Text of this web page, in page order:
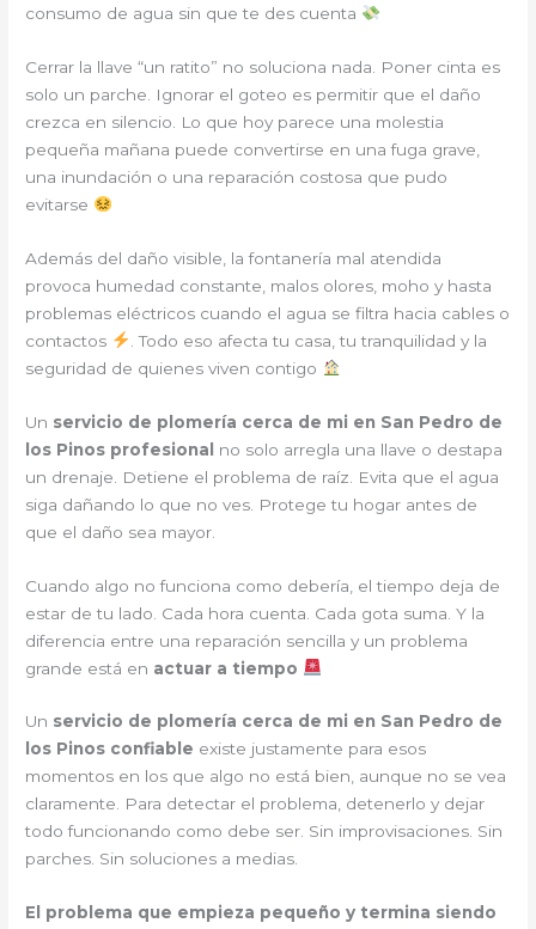
consumo de agua sin que te des cuenta
Cerrar la llave “un ratito” no soluciona nada. Poner cinta es
solo un parche. Ignorar el goteo es permitir que el daño
crezca en silencio. Lo que hoy parece una molestia
pequeña mañana puede convertirse en una fuga grave,
una inundación o una reparación costosa que pudo
evitarse
Además del daño visible, la fontanería mal atendida
provoca humedad constante, malos olores, moho y hasta
problemas eléctricos cuando el agua se filtra hacia cables o
contactos
. Todo eso afecta tu casa, tu tranquilidad y la
seguridad de quienes viven contigo
Un servicio de plomería cerca de mi en San Pedro de
los Pinos profesional
no solo arregla una llave o destapa
un drenaje. Detiene el problema de raíz. Evita que el agua
siga dañando lo que no ves. Protege tu hogar antes de
que el daño sea mayor.
Cuando algo no funciona como debería, el tiempo deja de
estar de tu lado. Cada hora cuenta. Cada gota suma. Y la
diferencia entre una reparación sencilla y un problema
grande está en actuar a tiempo
Un servicio de plomería cerca de mi en San Pedro de
los Pinos confiable existe justamente para esos
momentos en los que algo no está bien, aunque no se vea
claramente. Para detectar el problema, detenerlo y dejar
todo funcionando como debe ser. Sin improvisaciones. Sin
parches. Sin soluciones a medias.
El problema que empieza pequeño y termina siendo